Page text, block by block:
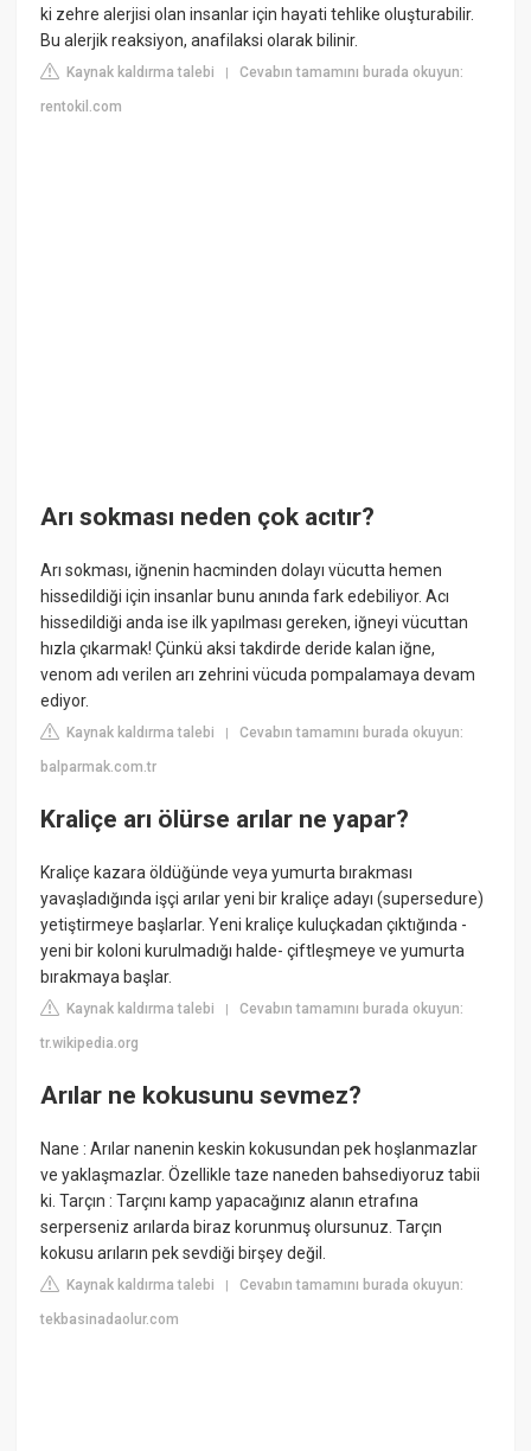
ki zehre alerjisi olan insanlar için hayati tehlike oluşturabilir.
Bu alerjik reaksiyon, anafilaksi olarak bilinir.
Kaynak kaldırma talebi |Cevabın tamamını burada okuyun:
rentokil.com
Arı sokması neden çok acıtır?
Arı sokması, iğnenin hacminden dolayı vücutta hemen
hissedildiği için insanlar bunu anında fark edebiliyor. Acı
hissedildiği anda ise ilk yapılması gereken, iğneyi vücuttan
hızla çıkarmak! Çünkü aksi takdirde deride kalan iğne,
venom adı verilen arı zehrini vücuda pompalamaya devam
ediyor.
Kaynak kaldırma talebi |Cevabın tamamını burada okuyun:
balparmak.com.tr
Kraliçe arı ölürse arılar ne yapar?
Kraliçe kazara öldüğünde veya yumurta bırakması
yavaşladığında işçi arılar yeni bir kraliçe adayı (supersedure)
yetiştirmeye başlarlar. Yeni kraliçe kuluçkadan çıktığında -
yeni bir koloni kurulmadığı halde- çiftleşmeye ve yumurta
bırakmaya başlar.
Kaynak kaldırma talebi |Cevabın tamamını burada okuyun:
tr.wikipedia.org
Arılar ne kokusunu sevmez?
Nane : Arılar nanenin keskin kokusundan pek hoşlanmazlar
ve yaklaşmazlar. Özellikle taze naneden bahsediyoruz tabii
ki. Tarçın : Tarçını kamp yapacağınız alanın etrafına
serperseniz arılarda biraz korunmuş olursunuz. Tarçın
kokusu arıların pek sevdiği birşey değil.
Kaynak kaldırma talebi |Cevabın tamamını burada okuyun:
tekbasinadaolur.com